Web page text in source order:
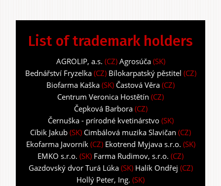
List of trademark holders
AGROLIP, a.s. (CZ) Agrosúča(SK)
Bednářství Fryzelka(CZ) Bílokarpatský pěstitel (CZ)
Biofarma Kaška (SK) Častová Věra (CZ)
Centrum Veronica Hostětín (CZ)
Čepková Barbora(CZ)
Černuška - prírodné kvetinárstvo(SK)
Cíbik Jakub (SK) Cimbálová muzika Slavičan (CZ)
Ekofarma Javorník(CZ) Ekotrend Myjava s.r.o. (SK)
EMKO s.r.o. (SK) Farma Rudimov, s.r.o. (CZ)
Gazdovský dvor Turá Lúka(SK) Halík Ondřej (CZ)
Hollý Peter, Ing. (SK)